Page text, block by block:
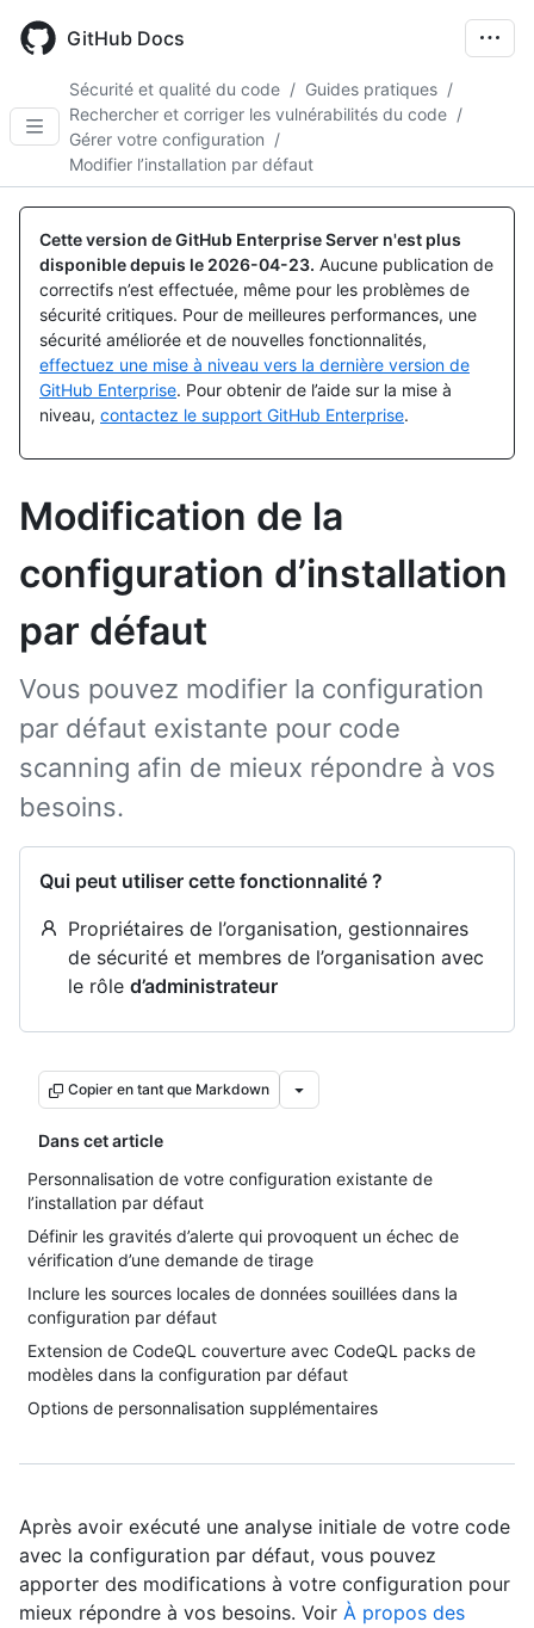
main
GitHub Docs
Sécurité et qualité du code / Guides pratiques /
Rechercher et corriger les vulnérabilités du code /
Gérer votre configuration /
Modifier l’installation par défaut
Cette version de GitHub Enterprise Server n'est plus
disponible depuis le 2026-04-23. Aucune publication de
correctifs n’est effectuée, même pour les problèmes de
sécurité critiques. Pour de meilleures performances, une
sécurité améliorée et de nouvelles fonctionnalités,
effectuez une mise à niveau vers la dernière version de
GitHub Enterprise. Pour obtenir de l’aide sur la mise à
niveau, contactez le support GitHub Enterprise.
Modification de la
configuration d’installation
par défaut
Vous pouvez modifier la configuration
par défaut existante pour code
scanning afin de mieux répondre à vos
besoins.
Qui peut utiliser cette fonctionnalité ?
Propriétaires de l’organisation, gestionnaires
de sécurité et membres de l’organisation avec
le rôle d’administrateur
Copier en tant que Markdown
Dans cet article
Personnalisation de votre configuration existante de
l’installation par défaut
Définir les gravités d’alerte qui provoquent un échec de
vérification d’une demande de tirage
Inclure les sources locales de données souillées dans la
configuration par défaut
Extension de CodeQL couverture avec CodeQL packs de
modèles dans la configuration par défaut
Options de personnalisation supplémentaires
Après avoir exécuté une analyse initiale de votre code
avec la configuration par défaut, vous pouvez
apporter des modifications à votre configuration pour
mieux répondre à vos besoins. Voir À propos des